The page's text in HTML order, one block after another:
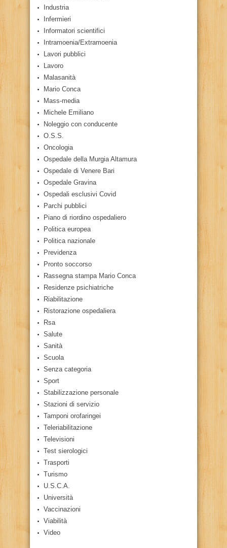
Industria
Infermieri
Informatori scientifici
Intramoenia/Extramoenia
Lavori pubblici
Lavoro
Malasanità
Mario Conca
Mass-media
Michele Emiliano
Noleggio con conducente
O.S.S.
Oncologia
Ospedale della Murgia Altamura
Ospedale di Venere Bari
Ospedale Gravina
Ospedali esclusivi Covid
Parchi pubblici
Piano di riordino ospedaliero
Politica europea
Politica nazionale
Previdenza
Pronto soccorso
Rassegna stampa Mario Conca
Residenze psichiatriche
Riabilitazione
Ristorazione ospedaliera
Rsa
Salute
Sanità
Scuola
Senza categoria
Sport
Stabilizzazione personale
Stazioni di servizio
Tamponi orofaringei
Teleriabilitazione
Televisioni
Test sierologici
Trasporti
Turismo
U.S.C.A.
Università
Vaccinazioni
Viabilità
Video